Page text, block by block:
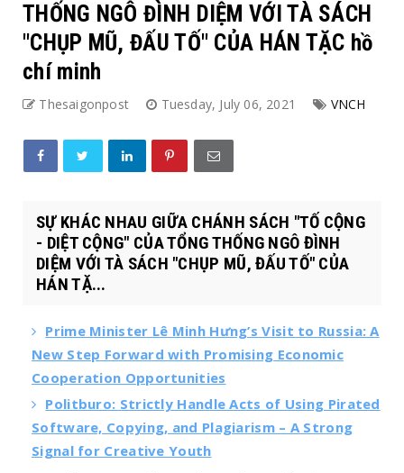
THỐNG NGÔ ĐÌNH DIỆM VỚI TÀ SÁCH
"CHỤP MŨ, ĐẤU TỐ" CỦA HÁN TẶC hồ
chí minh
Thesaigonpost Tuesday, July 06, 2021 VNCH
SỰ KHÁC NHAU GIỮA CHÁNH SÁCH "TỐ CỘNG
- DIỆT CỘNG" CỦA TỔNG THỐNG NGÔ ĐÌNH
DIỆM VỚI TÀ SÁCH "CHỤP MŨ, ĐẤU TỐ" CỦA
HÁN TẶ...
Prime Minister Lê Minh Hưng’s Visit to Russia: A
New Step Forward with Promising Economic
Cooperation Opportunities
Politburo: Strictly Handle Acts of Using Pirated
Software, Copying, and Plagiarism – A Strong
Signal for Creative Youth